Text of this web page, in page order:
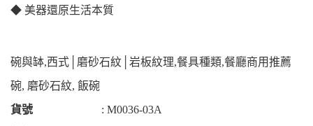
◆ 美器還原生活本質
碗與缽,西式│磨砂石紋│岩板紋理,餐具種類,餐廳商用推薦
碗, 磨砂石紋, 飯碗
貨號
: M0036-03A